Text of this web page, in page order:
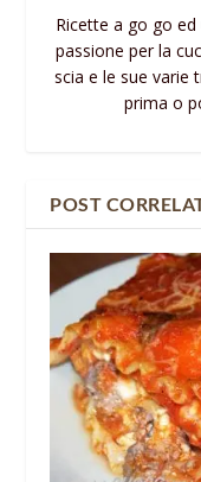
Ricette a go go
passione per la
scia e le sue varie
prima o
POST